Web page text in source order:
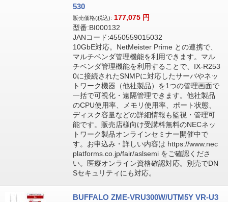
530
販売価格(税込): 177,075 円
型番:BI000132
JANコード:4550559015032
10GbE対応。NetMeister Prime との連携で、
マルチベンダ管理機能を利用できます。マル
チベンダ管理機能を利用することで、IX-R253
0に接続されたSNMPに対応したサーバやネッ
トワーク機器（他社製品）を1つの管理画面で
一括で可視化・遠隔管理できます。他社製品
のCPU使用率、メモリ使用率、ポート状態、
ディスク容量などの詳細情報も監視・管理可
能です。販売店様向け受講料無料のNECネッ
トワーク製品オンラインセミナー開催中で
す。お申込み・詳しい内容は https://www.nec
platforms.co.jp/fair/aslsemi をご確認くださ
い。医療オンライン資格確認対応。別売でDN
Sセキュリティにも対応。
BUFFALO ZME-VRU300W/UTM5Y VR-U3